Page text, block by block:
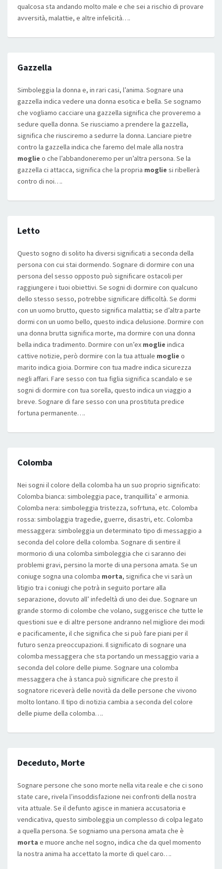
qualcosa sta andando molto male e che sei a rischio di provare
avversità, malattie, e altre infelicità….
Gazzella
Simboleggia la donna e, in rari casi, l’anima. Sognare una
gazzella indica vedere una donna esotica e bella. Se sognamo
che vogliamo cacciare una gazzella significa che proveremo a
sedure quella donna. Se riusciamo a prendere la gazzella,
significa che riusciremo a sedurre la donna. Lanciare pietre
contro la gazzella indica che faremo del male alla nostra
moglie o che l’abbandoneremo per un’altra persona. Se la
gazzella ci attacca, significa che la propria moglie si ribellerà
contro di noi….
Letto
Questo sogno di solito ha diversi significati a seconda della
persona con cui stai dormendo. Sognare di dormire con una
persona del sesso opposto può significare ostacoli per
raggiungere i tuoi obiettivi. Se sogni di dormire con qualcuno
dello stesso sesso, potrebbe significare difficoltà. Se dormi
con un uomo brutto, questo significa malattia; se d’altra parte
dormi con un uomo bello, questo indica delusione. Dormire con
una donna brutta significa morte, ma dormire con una donna
bella indica tradimento. Dormire con un’ex moglie indica
cattive notizie, però dormire con la tua attuale moglie o
marito indica gioia. Dormire con tua madre indica sicurezza
negli affari. Fare sesso con tua figlia significa scandalo e se
sogni di dormire con tua sorella, questo indica un viaggio a
breve. Sognare di fare sesso con una prostituta predice
fortuna permanente….
Colomba
Nei sogni il colore della colomba ha un suo proprio significato:
Colomba bianca: simboleggia pace, tranquillita’ e armonia.
Colomba nera: simboleggia tristezza, sofrtuna, etc. Colomba
rossa: simbolaggia tragedie, guerre, disastri, etc. Colomba
messaggera: simboleggia un determinato tipo di messaggio a
seconda del colore della colomba. Sognare di sentire il
mormorio di una colomba simboleggia che ci saranno dei
problemi gravi, persino la morte di una persona amata. Se un
coniuge sogna una colomba morta, significa che vi sarà un
litigio tra i coniugi che potrà in seguito portare alla
separazione, dovuto all’ infedeltà di uno dei due. Sognare un
grande stormo di colombe che volano, suggerisce che tutte le
questioni sue e di altre persone andranno nel migliore dei modi
e pacificamente, il che significa che si può fare piani per il
futuro senza preoccupazioni. Il significato di sognare una
colomba messaggera che sta portando un messaggio varia a
seconda del colore delle piume. Sognare una colomba
messaggera che à stanca può significare che presto il
sognatore riceverà delle novità da delle persone che vivono
molto lontano. Il tipo di notizia cambia a seconda del colore
delle piume della colomba….
Deceduto, Morte
Sognare persone che sono morte nella vita reale e che ci sono
state care, rivela l’insoddisfazione nei confronti della nostra
vita attuale. Se il defunto agisce in maniera accusatoria e
vendicativa, questo simboleggia un complesso di colpa legato
a quella persona. Se sogniamo una persona amata che è
morta e muore anche nel sogno, indica che da quel momento
la nostra anima ha accettato la morte di quel caro….